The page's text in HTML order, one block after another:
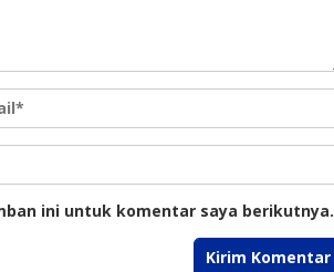
ini untuk komentar saya berikutnya.